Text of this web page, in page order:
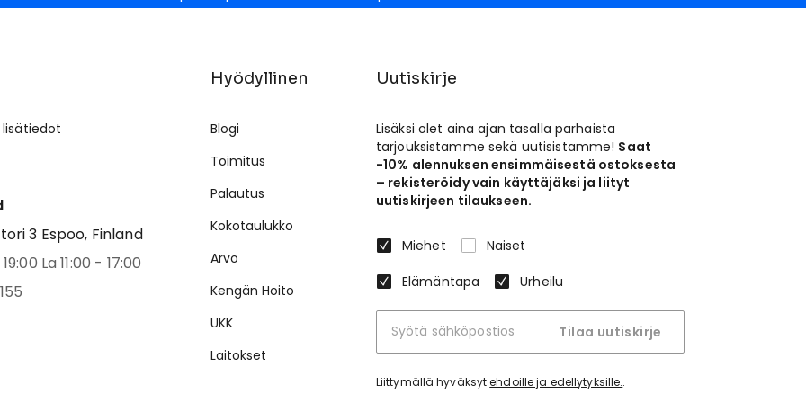
3 Espoo, Finland
La 11:00 - 17:00
Hyödyllinen
Blogi
Toimitus
Palautus
Kokotaulukko
Arvo
Kengän Hoito
UKK
Laitokset
Uutiskirje
Lisäksi olet aina ajan tasalla parhaista
tarjouksistamme sekä uutisistamme! Saat
-10% alennuksen ensimmäisestä ostoksesta
– rekisteröidy vain käyttäjäksi ja liityt
uutiskirjeen tilaukseen.
Miehet
Naiset
Elämäntapa
Urheilu
Tilaa uutiskirje
Liittymällä hyväksytehdoille ja edellytyksille..